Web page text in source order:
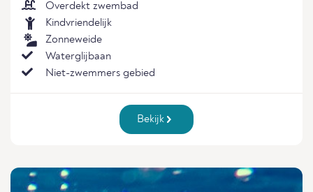
Overdekt zwembad
Kindvriendelijk
Zonneweide
Waterglijbaan
Niet-zwemmers gebied
Bekijk